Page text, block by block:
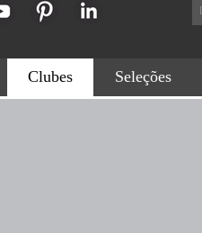
Clubes Seleções